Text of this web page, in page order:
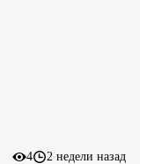
4 2 недели назад